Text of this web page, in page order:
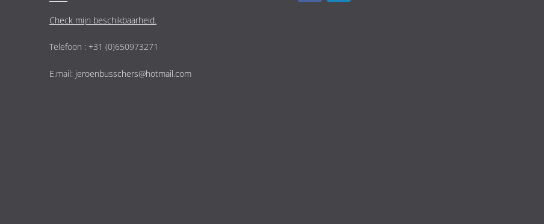
Check mijn beschikbaarheid.
Telefoon : +31 (0)650973271
E.mail: jeroenbusschers@hotmail.com